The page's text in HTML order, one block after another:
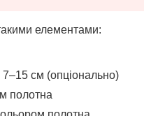
елементами:
см (опціонально)
полотна